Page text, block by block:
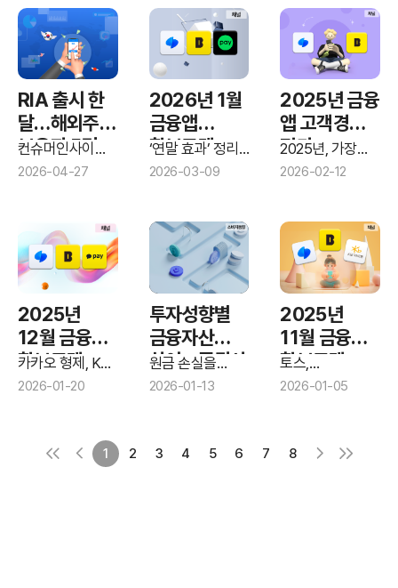
RIA 출시 한
달…해외주식
보유자 5명
중 3명 "관심
컨슈머인사이트
금융플랫폼
2026-04-27
2026년 1월
금융앱
확보고객
순위
‘연말 효과’ 정리
국면... 고객
2026-03-09
2025년 금융
앱 고객경험
평가
2025년, 가장
만족스러웠던
2026-02-12
2025년
12월 금융앱
확보고객
순위
카카오 형제, KB
제치고 약진
2026-01-20
투자성향별
금융자산
차이…증권사
비중에서
원금 손실을
감수하는 공격적
이상 많았다.
2026-01-13
2025년
11월 금융앱
확보고객
순위
토스,
‘이벤트참여’
KB가 앞서
2026-01-05
1 2 3 4 5 6 7 8